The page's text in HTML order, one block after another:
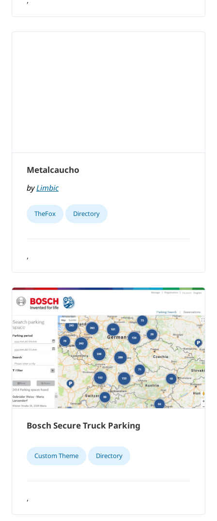
Metalcaucho
byLimbic
TheFox Directory
,
Bosch Secure Truck Parking
Custom Theme Directory
,